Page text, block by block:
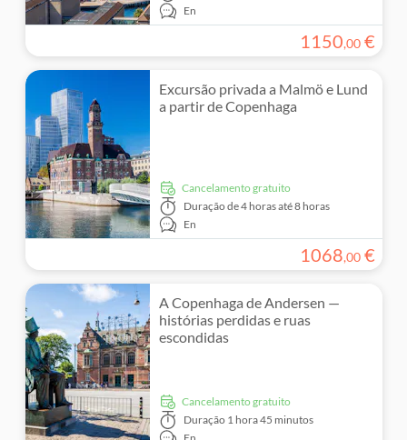
En
1150,00 €
Excursão privada a Malmö e Lund
a partir de Copenhaga
Cancelamento gratuito
Duraçãode 4 horas até 8 horas
En
1068,00 €
A Copenhaga de Andersen —
histórias perdidas e ruas
escondidas
Cancelamento gratuito
Duração 1 hora 45 minutos